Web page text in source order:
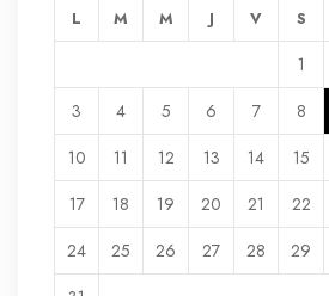
L M M J V S
1
3
4 5 6 7 8
10
11 12 13 14 15
17
18 19 20 21 22
24
25 26 27 28 29